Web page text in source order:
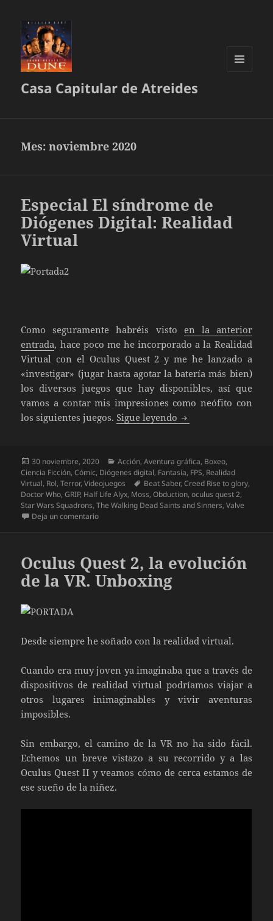
Casa Capitular de Atreides
Mes:noviembre 2020
Especial El síndrome de
Diógenes Digital: Realidad
Virtual
Como seguramente habréis visto en la anterior
entrada, hace poco me he incorporado a la Realidad
Virtual con el Oculus Quest 2 y me he lanzado a
«investigar» (jugar hasta agotar la batería más bien)
los diversos juegos que hay disponibles, así que
vamos a contar mis impresiones como neófito con
los siguientes juegos.Sigue leyendo Especial El
Publicado
el
30 noviembre, 2020 Categorías
Acción,Aventura gráfica, Boxeo,
Ciencia Ficción,Cómic, Diógenes digital, Fantasía, FPS, Realidad
Virtual, Rol,Terror,Videojuegos Etiquetas
Beat Saber,Creed Rise to glory,
Doctor Who,GRIP, Half Life Alyx, Moss,Obduction,oculus quest 2,
Star Wars Squadrons,The Walking Dead Saints and Sinners,Valve
Deja un comentarioen Especial El síndrome de Diógenes Digital:
Oculus Quest 2, la evolución
de la VR. Unboxing
Desde siempre he soñado con la realidad virtual.
Cuando era muy joven ya imaginaba que a través de
dispositivos de realidad virtual podríamos viajar a
otros lugares inimaginables y vivir aventuras
imposibles.
Sin embargo, el camino de la VR no ha sido fácil.
Echemos un breve vistazo a su recorrido y a las
Oculus Quest II y veamos cómo de cerca estamos de
ese sueño de la niñez.